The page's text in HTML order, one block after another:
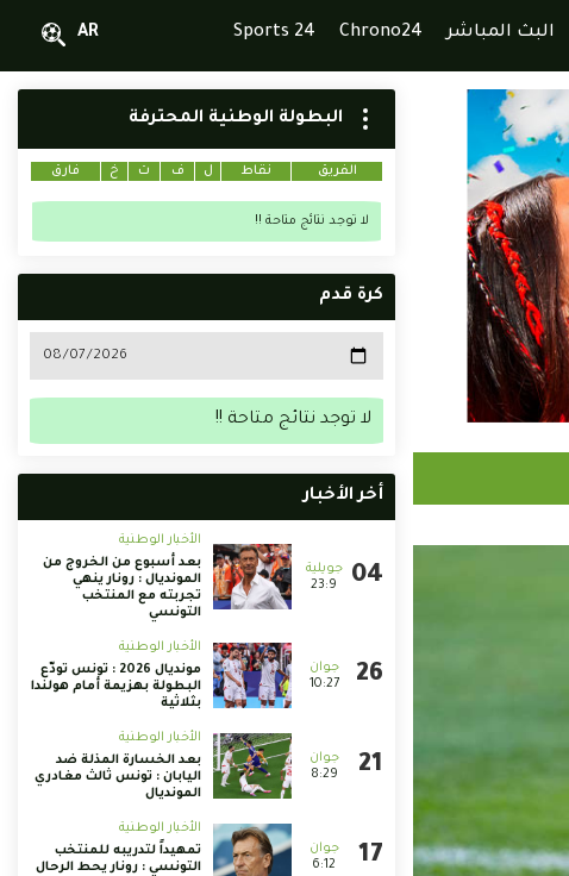
البث المباشر Chrono24
Sports 24
AR
البطولة الوطنية المحترفة
الفريق نقاط ل ف ت خ فارق
لا توجد نتائج متاحة !!
كرة قدم
لا توجد نتائج متاحة !!
أخر الأخبار
23:9
الأخبار الوطنية
بعد أسبوع من الخروج من
المونديال : رونار ينهي
تجربته مع المنتخب
التونسي
10:27
الأخبار الوطنية
مونديال 2026 : تونس تودّع
البطولة بهزيمة أمام هولندا
بثلاثية
8:29
الأخبار الوطنية
بعد الخسارة المذلة ضد
اليابان : تونس ثالث مغادري
المونديال
6:12
الأخبار الوطنية
تمهيداً لتدريبه للمنتخب
التونسي : رونار يحط الرحال